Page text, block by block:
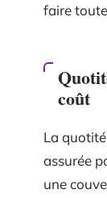
faire
coût
La
assurée
une